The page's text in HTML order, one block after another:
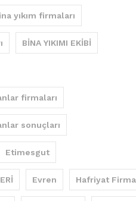
yıkım firmaları
BİNA YIKIMI EKİBİ
firmaları
sonuçları
Etimesgut
Evren Hafriyat